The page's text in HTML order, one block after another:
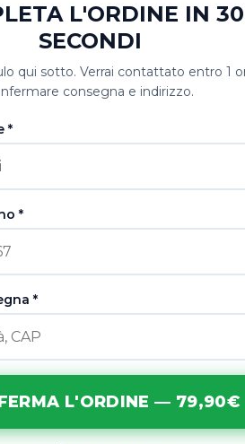
L'ORDINE IN 30
SECONDI
qui sotto. Verrai contattato entro 1
consegna e indirizzo.
*
*
*
L'ORDINE — 79,90€